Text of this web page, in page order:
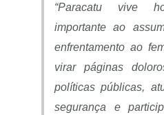
“Paracatu vive
importante ao
enfrentamento ao
virar páginas
políticas públicas,
segurança e